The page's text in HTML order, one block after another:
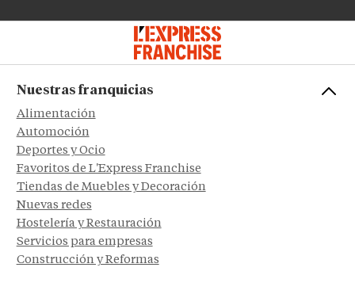
Nuestras franquicias
Alimentación
Automoción
Deportes y Ocio
Favoritos de L'Express Franchise
Tiendas de Muebles y Decoración
Nuevas redes
Hostelería y Restauración
Servicios para empresas
Construcción y Reformas